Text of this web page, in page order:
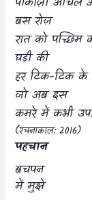
बस रोज़
रात को पच्छिम
घड़ी की
हर टिक-टिक के
जो अब इस
कमरे में कभी
(रचनाकाल:2016)
पहचान
बचपन
में मुझे